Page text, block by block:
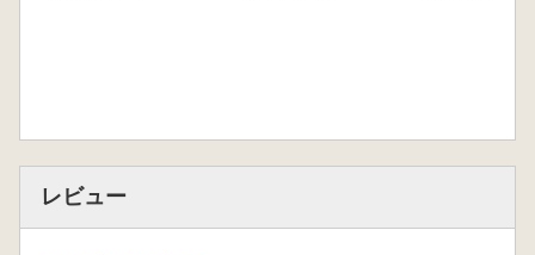
レビュー